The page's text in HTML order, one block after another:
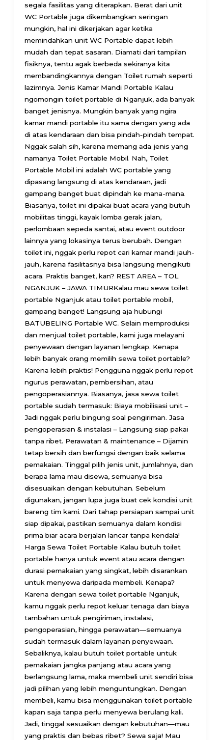
segala fasilitas yang diterapkan. Berat dari unit
WC Portable juga dikembangkan seringan
mungkin, hal ini dikerjakan agar ketika
memindahkan unit WC Portable dapat lebih
mudah dan tepat sasaran. Diamati dari tampilan
fisiknya, tentu agak berbeda sekiranya kita
membandingkannya dengan Toilet rumah seperti
lazimnya. Jenis Kamar Mandi Portable Kalau
ngomongin toilet portable di Nganjuk, ada banyak
banget jenisnya. Mungkin banyak yang ngira
kamar mandi portable itu sama dengan yang ada
di atas kendaraan dan bisa pindah-pindah tempat.
Nggak salah sih, karena memang ada jenis yang
namanya Toilet Portable Mobil. Nah, Toilet
Portable Mobil ini adalah WC portable yang
dipasang langsung di atas kendaraan, jadi
gampang banget buat dipindah ke mana-mana.
Biasanya, toilet ini dipakai buat acara yang butuh
mobilitas tinggi, kayak lomba gerak jalan,
perlombaan sepeda santai, atau event outdoor
lainnya yang lokasinya terus berubah. Dengan
toilet ini, nggak perlu repot cari kamar mandi jauh-
jauh, karena fasilitasnya bisa langsung mengikuti
acara. Praktis banget, kan? REST AREA – TOL
NGANJUK – JAWA TIMURKalau mau sewa toilet
portable Nganjuk atau toilet portable mobil,
gampang banget! Langsung aja hubungi
BATUBELING Portable WC. Selain memproduksi
dan menjual toilet portable, kami juga melayani
penyewaan dengan layanan lengkap. Kenapa
lebih banyak orang memilih sewa toilet portable?
Karena lebih praktis! Pengguna nggak perlu repot
ngurus perawatan, pembersihan, atau
pengoperasiannya. Biasanya, jasa sewa toilet
portable sudah termasuk: Biaya mobilisasi unit –
Jadi nggak perlu bingung soal pengiriman. Jasa
pengoperasian & instalasi – Langsung siap pakai
tanpa ribet. Perawatan & maintenance – Dijamin
tetap bersih dan berfungsi dengan baik selama
pemakaian. Tinggal pilih jenis unit, jumlahnya, dan
berapa lama mau disewa, semuanya bisa
disesuaikan dengan kebutuhan. Sebelum
digunakan, jangan lupa juga buat cek kondisi unit
bareng tim kami. Dari tahap persiapan sampai unit
siap dipakai, pastikan semuanya dalam kondisi
prima biar acara berjalan lancar tanpa kendala!
Harga Sewa Toilet Portable Kalau butuh toilet
portable hanya untuk event atau acara dengan
durasi pemakaian yang singkat, lebih disarankan
untuk menyewa daripada membeli. Kenapa?
Karena dengan sewa toilet portable Nganjuk,
kamu nggak perlu repot keluar tenaga dan biaya
tambahan untuk pengiriman, instalasi,
pengoperasian, hingga perawatan—semuanya
sudah termasuk dalam layanan penyewaan.
Sebaliknya, kalau butuh toilet portable untuk
pemakaian jangka panjang atau acara yang
berlangsung lama, maka membeli unit sendiri bisa
jadi pilihan yang lebih menguntungkan. Dengan
membeli, kamu bisa menggunakan toilet portable
kapan saja tanpa perlu menyewa berulang kali.
Jadi, tinggal sesuaikan dengan kebutuhan—mau
yang praktis dan bebas ribet? Sewa saja! Mau